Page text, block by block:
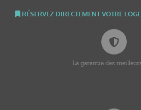
RÉSERVEZ DIRECTEMENT VOTRE
La garantie des